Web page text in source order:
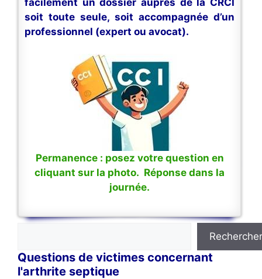
soit toute seule, soit accompagnée d’un
professionnel (expert ou avocat).
Permanence : posez votre question en
cliquant sur la photo. Réponse dans la
journée.
Rechercher
Questions de victimes concernant
l'arthrite septique